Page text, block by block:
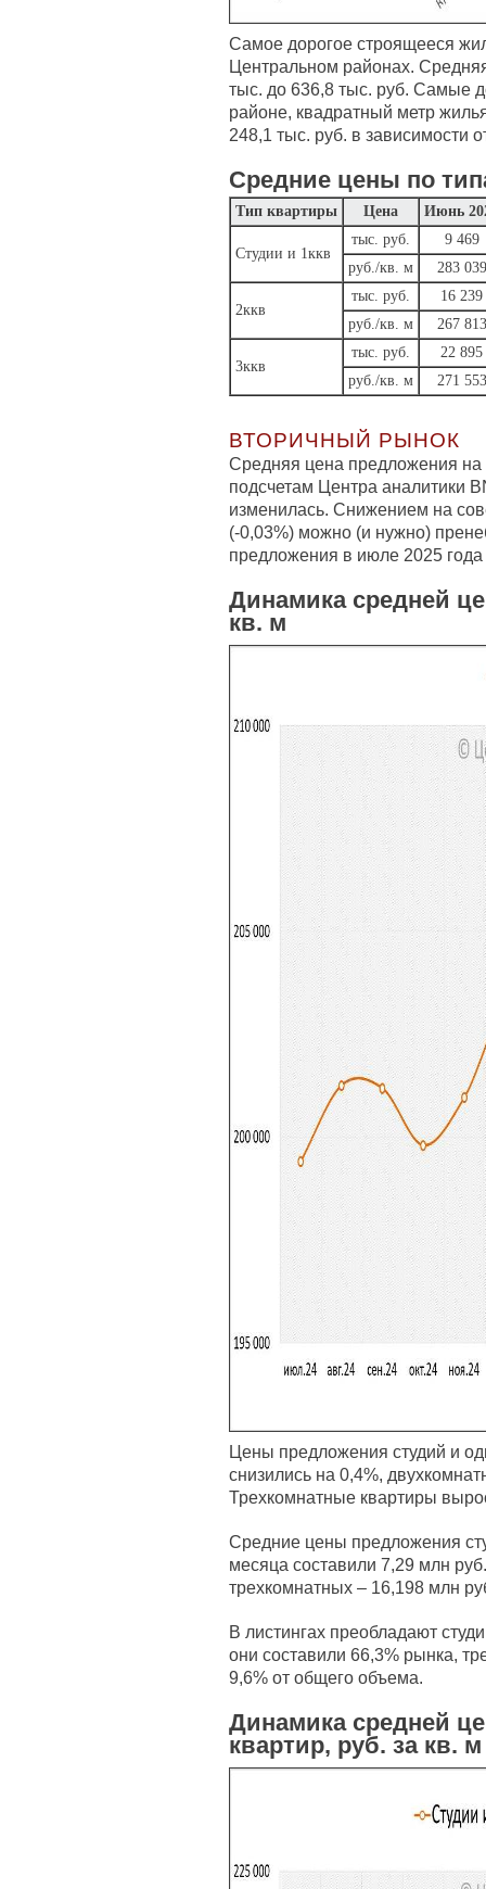
Самое дорогое строящееся
Центральном районах.
тыс. до 636,8 тыс. руб. Самые
районе, квадратный метр
248,1 тыс. руб. в зависимости
Средние цены по
Тип квартиры Цена Июнь
Студии и 1ккв
тыс. руб.
9 469
руб./кв. м
283 039
2ккв
тыс. руб.
16 239
руб./кв. м
267 813
3ккв
тыс. руб.
22 895
руб./кв. м
271 553
ВТОРИЧНЫЙ РЫНОК
Средняя цена предложения на
подсчетам Центра аналитики
изменилась. Снижением на
(-0,03%) можно (и нужно)
предложения в июле 2025
Динамика средней
кв. м
Цены предложения студий и
снизились на 0,4%,
Трехкомнатные квартиры
Средние цены предложения
месяца составили 7,29 млн
трехкомнатных – 16,198 млн
В листингах преобладают
они составили 66,3% рынка,
9,6% от общего объема.
Динамика средней
квартир, руб. за кв. м